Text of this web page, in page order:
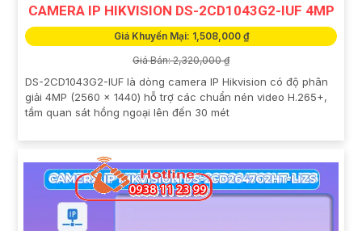
CAMERA IP HIKVISION DS-2CD1043G2-IUF 4MP
Giá Khuyến Mại: 1,508,000 ₫
Giá Bán: 2,320,000 ₫
DS-2CD1043G2-IUF là dòng camera IP Hikvision có độ phân
giải 4MP (2560 × 1440) hỗ trợ các chuẩn nén video H.265+,
tầm quan sát hồng ngoại lên đến 30 mét